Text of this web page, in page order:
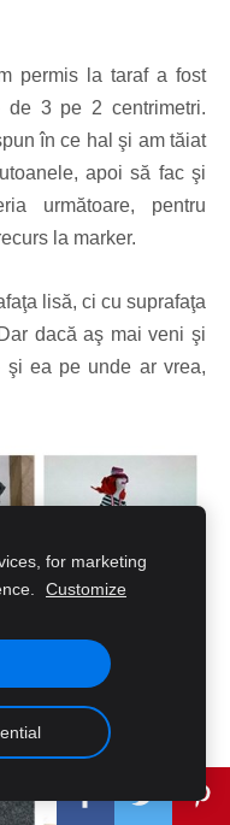
permis la taraf a fost
de 3 pe 2 centrimetri.
în ce hal şi am tăiat
apoi să fac şi
următoare, pentru
la marker.
lisă, ci cu suprafaţa
dacă aş mai veni şi
şi ea pe unde ar vrea,
for marketing
Customize